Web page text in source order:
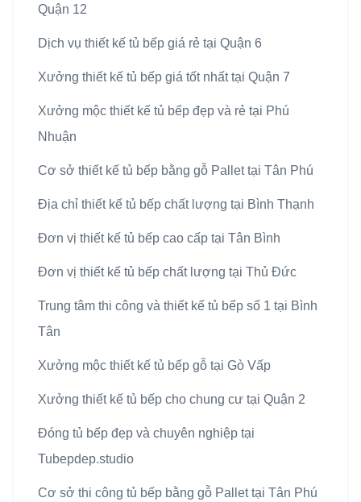
Quận 12
Dịch vụ thiết kế tủ bếp giá rẻ tại Quận 6
Xưởng thiết kế tủ bếp giá tốt nhất tại Quận 7
Xưởng mộc thiết kế tủ bếp đẹp và rẻ tại Phú
Nhuận
Cơ sở thiết kế tủ bếp bằng gỗ Pallet tại Tân Phú
Địa chỉ thiết kế tủ bếp chất lượng tại Bình Thạnh
Đơn vị thiết kế tủ bếp cao cấp tại Tân Bình
Đơn vị thiết kế tủ bếp chất lượng tại Thủ Đức
Trung tâm thi công và thiết kế tủ bếp số 1 tại Bình
Tân
Xưởng mộc thiết kế tủ bếp gỗ tại Gò Vấp
Xưởng thiết kế tủ bếp cho chung cư tại Quận 2
Đóng tủ bếp đẹp và chuyên nghiệp tại
Tubepdep.studio
Cơ sở thi công tủ bếp bằng gỗ Pallet tại Tân Phú